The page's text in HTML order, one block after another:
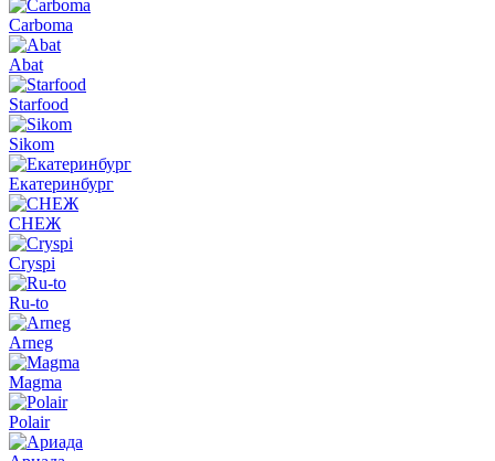
Carboma
Abat
Starfood
Sikom
Екатеринбург
СНЕЖ
Cryspi
Ru-to
Arneg
Magma
Polair